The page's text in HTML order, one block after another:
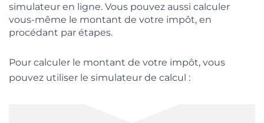
simulateur en ligne. Vous pouvez aussi calculer
vous-même le montant de votre impôt, en
procédant par étapes.
Pour calculer le montant de votre impôt, vous
pouvez utiliser le simulateur de calcul :